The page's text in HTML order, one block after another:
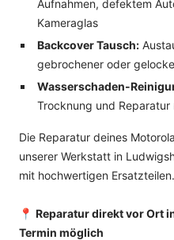
Aufnahmen, defektem
Kameraglas
Backcover Tausch:
gebrochener oder
Wasserschaden-
Trocknung und
Die Reparatur deines
unserer Werkstatt in
mit hochwertigen Ersatzteilen.
📍 Reparatur direkt vor Ort
Termin möglich